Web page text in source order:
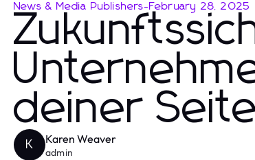
News & Media Publishers-February 28, 2025
deiner Seite
K Karen Weaver
admin